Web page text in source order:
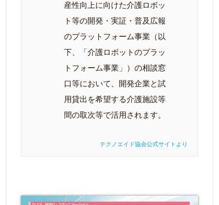
産性向上に向けた介護ロボッ
ト等の開発・実証・普及広報
のプラットフォーム事業（以
下、「介護ロボットのプラッ
トフォーム事業」）の相談窓
口等において、開発企業と試
用貸出を希望する介護施設等
間の取次等で活用されます。
テクノエイド協会公式サイトより